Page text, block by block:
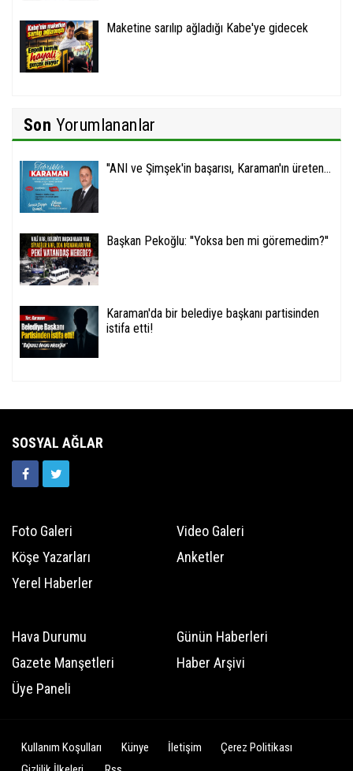
Maketine sarılıp ağladığı Kabe'ye gidecek
Son Yorumlananlar
''ANI ve Şimşek'in başarısı, Karaman'ın üreten...
Başkan Pekoğlu: ''Yoksa ben mi göremedim?''
Karaman'da bir belediye başkanı partisinden
istifa etti!
SOSYAL AĞLAR
Foto Galeri
Video Galeri
Köşe Yazarları
Anketler
Yerel Haberler
Hava Durumu
Günün Haberleri
Gazete Manşetleri
Haber Arşivi
Üye Paneli
Kullanım Koşulları Künye İletişim
Çerez Politikası